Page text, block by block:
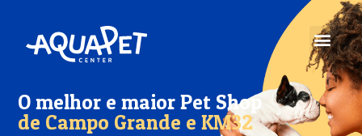
O melhor e maior Pet Shop
de Campo Grande e KM32